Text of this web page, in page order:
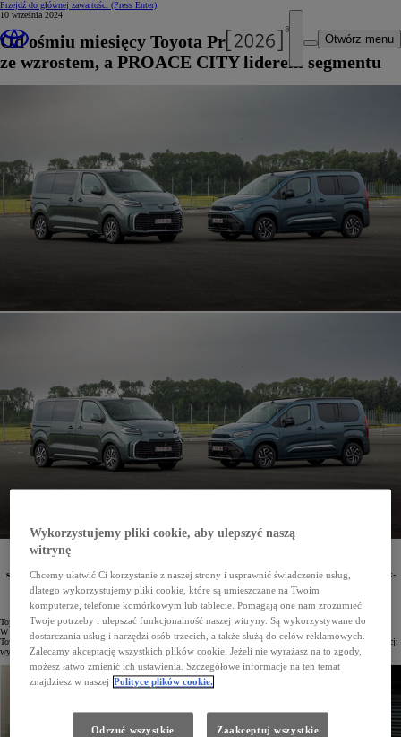
Przejdź do głównej zawartości (Press Enter)
Otwórz menu
10 września 2024
Od ośmiu miesięcy Toyota Professional
ze wzrostem, a PROACE CITY liderem segmentu
Od stycznia do sierpnia 2024 roku w Polsce zarejestrowano już 7829 pojazdów z linii Toyota
samochodów użytkowych znajdują się modele PROACE CITY i PROACE, z kolei w segmencie pick-
Toyota Professional odnotowuje dynamiczny wzrost sprzedaży w 2024 roku, osiągając znakomite wyniki.
W pierwszych ośmiu miesiącach roku zarejestrowano w Polsce 7829 pojazdów dostawczych i osobowych
Toyota Professional, co oznacza wzrost o 7,6% rok do roku. W samym tylko sierpniu liczba nowych rejestracji
wyniosła 918 aut.
Wykorzystujemy pliki cookie, aby ulepszyć naszą
witrynę
Chcemy ułatwić Ci korzystanie z naszej strony i usprawnić świadczenie usług,
dlatego wykorzystujemy pliki cookie, które są umieszczane na Twoim
komputerze, telefonie komórkowym lub tablecie. Pomagają one nam zrozumieć
Twoje potrzeby i ulepszać funkcjonalność naszej witryny. Są wykorzystywane do
dostarczania usług i narzędzi osób trzecich, a także służą do celów reklamowych.
Zalecamy akceptację wszystkich plików cookie. Jeżeli nie wyrażasz na to zgody,
możesz łatwo zmienić ich ustawienia. Szczegółowe informacje na ten temat
znajdziesz w naszej Polityce plików cookie.
Odrzuć wszystkie Zaakceptuj wszystkie